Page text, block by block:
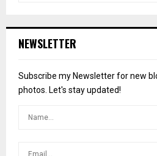
h
o
r
NEWSLETTER
Subscribe my Newsletter for new
photos. Let's stay updated!